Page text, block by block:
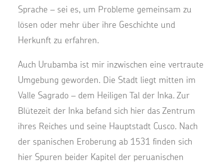
Sprache – sei es, um Probleme gemeinsam zu
lösen oder mehr über ihre Geschichte und
Herkunft zu erfahren.
Auch Urubamba ist mir inzwischen eine vertraute
Umgebung geworden. Die Stadt liegt mitten im
Valle Sagrado – dem Heiligen Tal der Inka. Zur
Blütezeit der Inka befand sich hier das Zentrum
ihres Reiches und seine Hauptstadt Cusco. Nach
der spanischen Eroberung ab 1531 finden sich
hier Spuren beider Kapitel der peruanischen